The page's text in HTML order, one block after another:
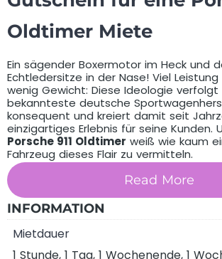
Oldtimer Miete
Ein sägender Boxermotor im Heck und
Echtledersitze in der Nase! Viel
wenig Gewicht: Diese Ideologie verfolgt
bekannteste deutsche
konsequent und kreiert damit seit
einzigartiges Erlebnis für seine Kunden.
Porsche 911 Oldtimer weiß wie kaum
Fahrzeug dieses Flair zu vermitteln.
Was beinhaltet dieser
Read More
INFORMATION
Mietdauer
1 Stunde, 1 Tag, 1 Wochenende, 1